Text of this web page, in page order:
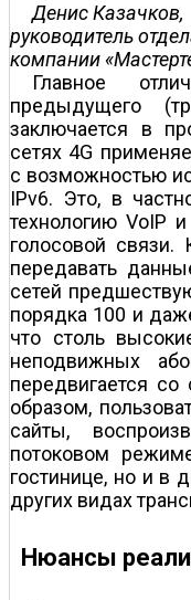
Денис Казачков,
руководитель
компании
Главное
предыдущего
заключается в
сетях 4G
с возможностью
IPv6. Это, в
технологию VoIP
голосовой связи.
передавать
сетей
порядка 100 и
что столь
неподвижных
передвигается
образом,
сайты,
потоковом
гостинице, но и в
других видах
Нюансы